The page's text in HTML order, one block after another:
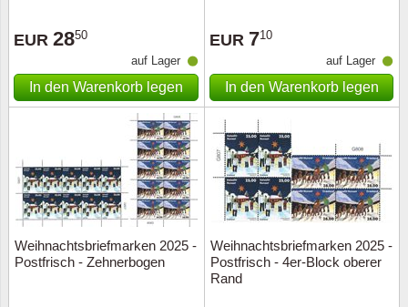
EUR 2850
auf Lager
In den Warenkorb legen
EUR 710
auf Lager
In den Warenkorb legen
Weihnachtsbriefmarken 2025 -
Postfrisch - Zehnerbogen
Weihnachtsbriefmarken 2025 -
Postfrisch - 4er-Block oberer
Rand